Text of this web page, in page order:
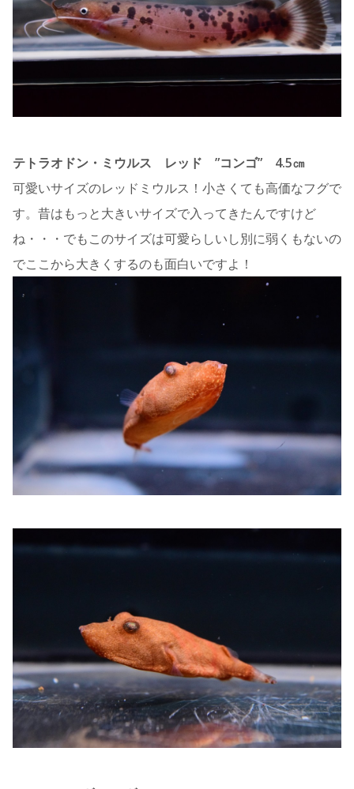
テトラオドン・ミウルス レッド ”コンゴ” 4.5㎝
可愛いサイズのレッドミウルス！小さくても高価なフグで
す。昔はもっと大きいサイズで入ってきたんですけど
ね・・・でもこのサイズは可愛らしいし別に弱くもないの
でここから大きくするのも面白いですよ！